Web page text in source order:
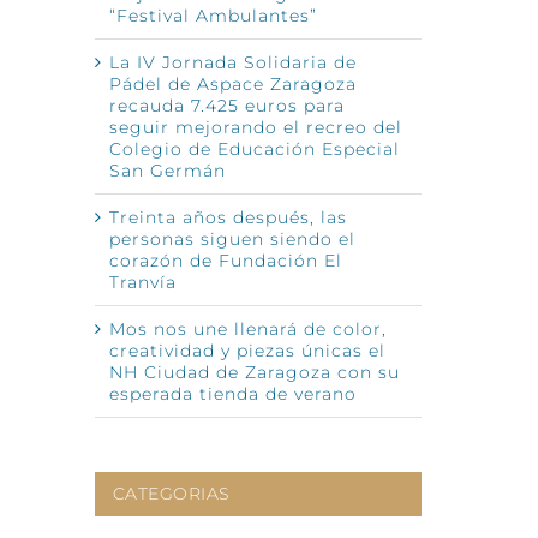
“Festival Ambulantes”
La IV Jornada Solidaria de
Pádel de Aspace Zaragoza
recauda 7.425 euros para
seguir mejorando el recreo del
Colegio de Educación Especial
San Germán
Treinta años después, las
personas siguen siendo el
corazón de Fundación El
Tranvía
Mos nos une llenará de color,
creatividad y piezas únicas el
NH Ciudad de Zaragoza con su
esperada tienda de verano
CATEGORIAS